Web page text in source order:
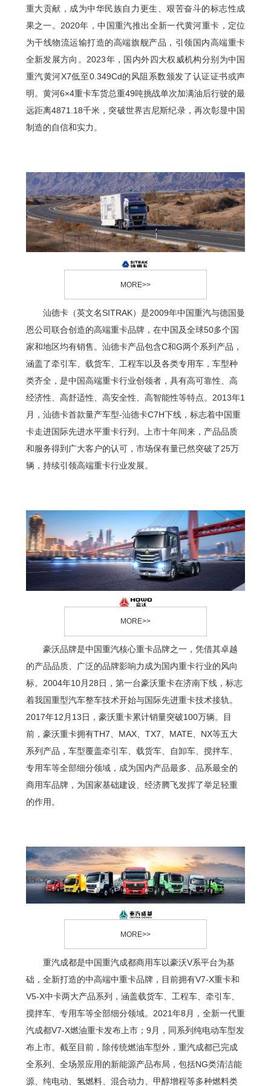
重大贡献，成为中华民族自力更生、艰苦奋斗的标志性成
果之一。2020年，中国重汽推出全新一代黄河重卡，定位
为干线物流运输打造的高端旗舰产品，引领国内高端重卡
全新发展方向。2023年，国内外四大权威机构分别为中国
重汽黄河X7低至0.349Cd的风阻系数颁发了认证证书或声
明。黄河6×4重卡车货总重49吨挑战单次加满油后行驶的最
远距离4871.18千米，突破世界吉尼斯纪录，再次彰显中国
制造的自信和实力。
MORE>>
汕德卡（英文名SITRAK）是2009年中国重汽与德国曼
恩公司联合创造的高端重卡品牌，在中国及全球50多个国
家和地区均有销售。汕德卡产品包含C和G两个系列产品，
涵盖了牵引车、载货车、工程车以及各类专用车，车型种
类齐全，是中国高端重卡行业创领者，具有高可靠性、高
经济性、高舒适性、高安全性、高智能性等特点。2013年1
月，汕德卡首款量产车型-汕德卡C7H下线，标志着中国重
卡走进国际先进水平重卡行列。上市十年间来，产品品质
和服务得到广大客户的认可，市场保有量已然突破了25万
辆，持续引领高端重卡行业发展。
MORE>>
豪沃品牌是中国重汽核心重卡品牌之一，凭借其卓越
的产品品质、广泛的品牌影响力成为国内重卡行业的风向
标。2004年10月28日，第一台豪沃重卡在济南下线，标志
着我国重型汽车整车技术开始与国际先进重卡技术接轨。
2017年12月13日，豪沃重卡累计销量突破100万辆。目
前，豪沃重卡拥有TH7、MAX、TX7、MATE、NX等五大
系列产品，车型覆盖牵引车、载货车、自卸车、搅拌车、
专用车等全部细分领域，成为国内产品最多、品系最全的
商用车品牌，为国家基础建设、经济腾飞发挥了举足轻重
的作用。
MORE>>
重汽成都是中国重汽成都商用车以豪沃V系平台为基
础，全新打造的中高端中重卡品牌，目前拥有V7-X重卡和
V5-X中卡两大产品系列，涵盖载货车、工程车、牵引车、
搅拌车、专用车等全部细分领域。2021年8月，全新一代重
汽成都V7-X燃油重卡发布上市；9月，同系列纯电动车型发
布上市。截至目前，除传统燃油车型外，重汽成都已完成
全系列、全场景应用的新能源产品布局，包括NG类清洁能
源、纯电动、氢燃料、混合动力、甲醇增程等多种燃料类